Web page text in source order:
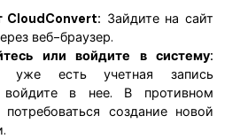
CloudConvert: Зайдите на сайт
веб-браузер.
или войдите в систему:
есть учетная запись
войдите в нее. В противном
создание новой